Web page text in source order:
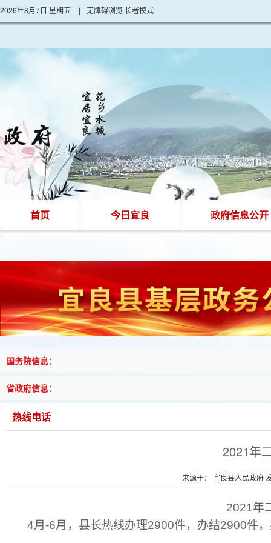
2026年8月7日 星期五 | 无障碍浏览长者模式
首页 今日宜良 政府信息公开
国务院信息：
省政府信息：
热线电话
2021年
来源于： 宜良县人民政府
2021年
4月 -6月，县长热线办理2900件，办结2900件